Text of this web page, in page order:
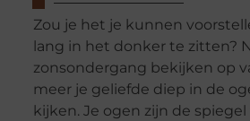
Zou je het je kunnen
lang in het donker te zitten?
zonsondergang bekijken op
meer je geliefde diep in de
kijken. Je ogen zijn de spiegel